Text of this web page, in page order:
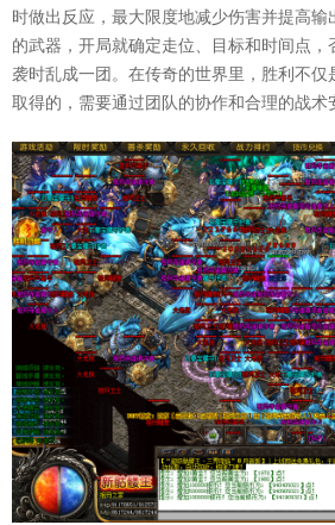
时做出反应，最大限度地减少伤害并提高输
的武器，开局就确定走位、目标和时间点，
袭时乱成一团。在传奇的世界里，胜利不仅
取得的，需要通过团队的协作和合理的战术